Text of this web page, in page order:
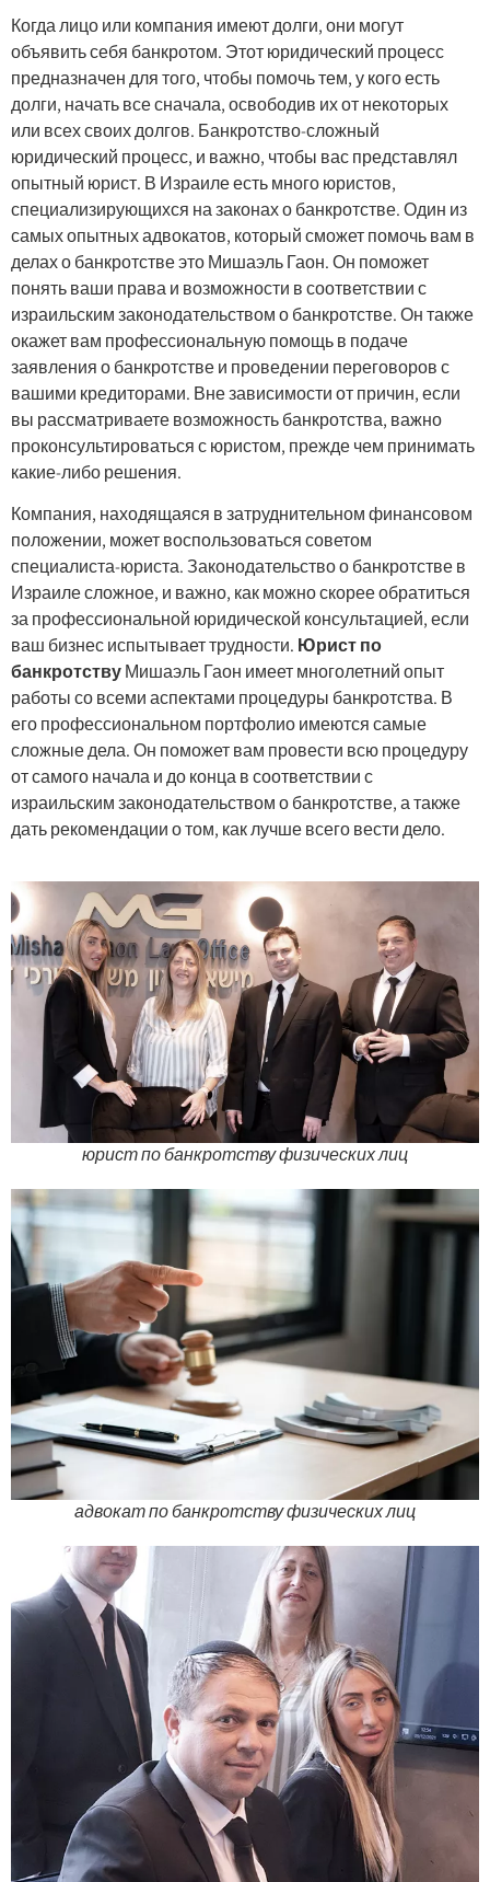
Когда лицо или компания имеют долги, они могут
объявить себя банкротом. Этот юридический процесс
предназначен для того, чтобы помочь тем, у кого есть
долги, начать все сначала, освободив их от некоторых
или всех своих долгов. Банкротство-сложный
юридический процесс, и важно, чтобы вас представлял
опытный юрист. В Израиле есть много юристов,
специализирующихся на законах о банкротстве. Один из
самых опытных адвокатов, который сможет помочь вам в
делах о банкротстве это Мишаэль Гаон. Он поможет
понять ваши права и возможности в соответствии с
израильским законодательством о банкротстве. Он также
окажет вам профессиональную помощь в подаче
заявления о банкротстве и проведении переговоров с
вашими кредиторами. Вне зависимости от причин, если
вы рассматриваете возможность банкротства, важно
проконсультироваться с юристом, прежде чем принимать
какие-либо решения.
Компания, находящаяся в затруднительном финансовом
положении, может воспользоваться советом
специалиста-юриста. Законодательство о банкротстве в
Израиле сложное, и важно, как можно скорее обратиться
за профессиональной юридической консультацией, если
ваш бизнес испытывает трудности. Юрист по
банкротствуМишаэль Гаон имеет многолетний опыт
работы со всеми аспектами процедуры банкротства. В
его профессиональном портфолио имеются самые
сложные дела. Он поможет вам провести всю процедуру
от самого начала и до конца в соответствии с
израильским законодательством о банкротстве, а также
дать рекомендации о том, как лучше всего вести дело.
юрист по банкротству физических лиц
адвокат по банкротству физических лиц